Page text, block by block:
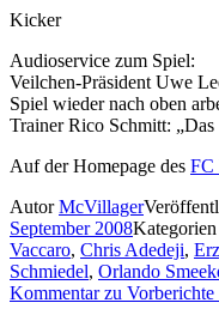
Kicker
Audioservice zum Spiel:
Veilchen-Präsident Uwe
Spiel wieder nach oben
Trainer Rico Schmitt:
Auf der Homepage des FC
AutorMcVillager
September 2008Kategorien
Vaccaro, Chris Adedeji,
Schmiedel, Orlando
Kommentarzu Vorberichte